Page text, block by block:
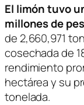
El limón tuvo
millones de
de 2,660,971
cosechada de
rendimiento
hectárea y su
tonelada.